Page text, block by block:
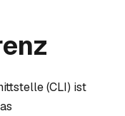
(CLI) ist